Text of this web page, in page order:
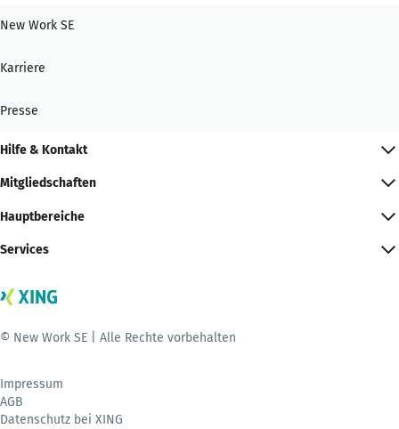
New Work SE
Karriere
Presse
Hilfe & Kontakt
Mitgliedschaften
Hauptbereiche
Services
© New Work SE | Alle Rechte vorbehalten
Impressum
AGB
Datenschutz bei XING